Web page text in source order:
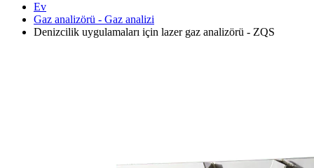
Ev
Gaz analizörü - Gaz analizi
Denizcilik uygulamaları için lazer gaz analizörü - ZQS